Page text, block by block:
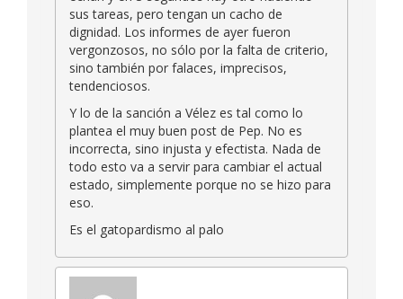
sus tareas, pero tengan un cacho de
dignidad. Los informes de ayer fueron
vergonzosos, no sólo por la falta de criterio,
sino también por falaces, imprecisos,
tendenciosos.
Y lo de la sanción a Vélez es tal como lo
plantea el muy buen post de Pep. No es
incorrecta, sino injusta y efectista. Nada de
todo esto va a servir para cambiar el actual
estado, simplemente porque no se hizo para
eso.
Es el gatopardismo al palo